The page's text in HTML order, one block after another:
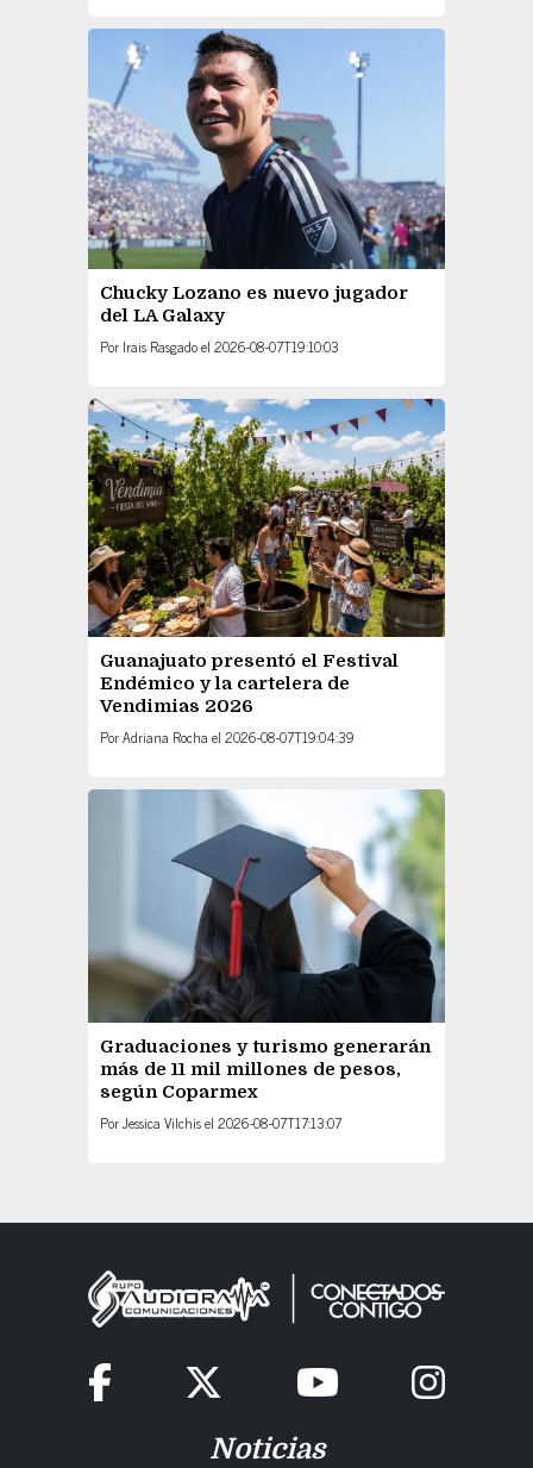
Chucky Lozano es nuevo jugador
del LA Galaxy
Por Irais Rasgadoel 2026-08-07T19:10:03
Guanajuato presentó el Festival
Endémico y la cartelera de
Vendimias 2026
PorAdriana Rocha el 2026-08-07T19:04:39
Graduaciones y turismo generarán
más de 11 mil millones de pesos,
según Coparmex
PorJessica Vilchisel 2026-08-07T17:13:07
Noticias